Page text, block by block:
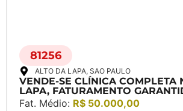
81256
ALTO DA LAPA, SAO PAULO
VENDE-SE CLÍNICA COMPLETA
LAPA, FATURAMENTO
Fat. Médio: R$ 50.000,00